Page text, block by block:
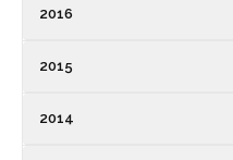
2016
2015
2014